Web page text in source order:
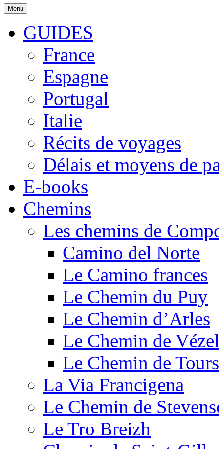
Menu
GUIDES
France
Espagne
Portugal
Italie
Récits de voyages
Délais et moyens de
E-books
Chemins
Les chemins de
Camino del Norte
Le Camino frances
Le Chemin du Puy
Le Chemin d’Arles
Le Chemin de
Le Chemin de Tours
La Via Francigena
Le Chemin de
Le Tro Breizh